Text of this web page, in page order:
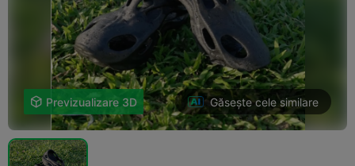
 Previzualizare 3D Găsește cele similare